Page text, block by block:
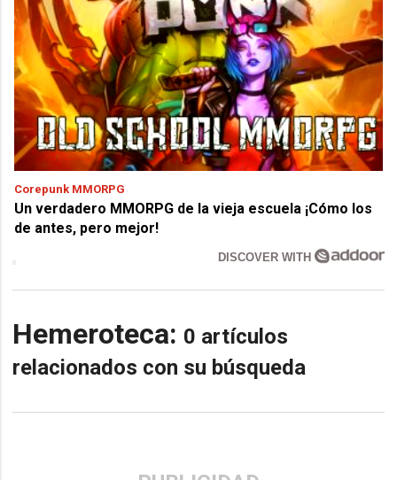
Corepunk MMORPG
Un verdadero MMORPG de la vieja escuela ¡Cómo los
de antes, pero mejor!
DISCOVER WITH
Hemeroteca: 0 artículos
relacionados con su búsqueda